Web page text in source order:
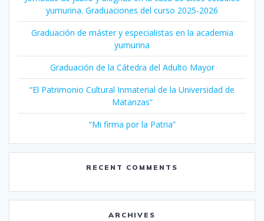
yumurina. Graduaciones del curso 2025-2026
Graduación de máster y especialistas en la academia
yumurina
Graduación de la Cátedra del Adulto Mayor
“El Patrimonio Cultural Inmaterial de la Universidad de
Matanzas”
“Mi firma por la Patria”
RECENT COMMENTS
ARCHIVES